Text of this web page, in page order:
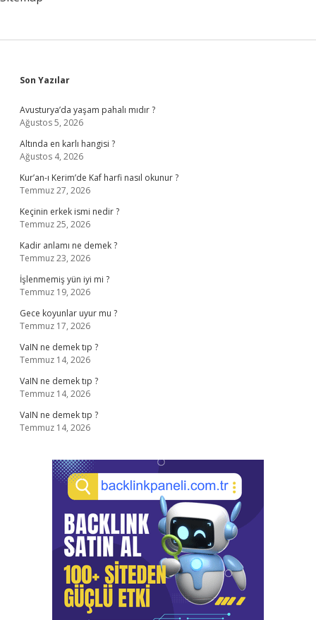
Sidebar
Son Yazılar
Avusturya’da yaşam pahalı mıdır ?
Ağustos 5, 2026
Altında en karlı hangisi ?
Ağustos 4, 2026
Kur’an-ı Kerim’de Kaf harfi nasıl okunur ?
Temmuz 27, 2026
Keçinin erkek ismi nedir ?
Temmuz 25, 2026
Kadir anlamı ne demek ?
Temmuz 23, 2026
İşlenmemiş yün iyi mi ?
Temmuz 19, 2026
Gece koyunlar uyur mu ?
Temmuz 17, 2026
VaIN ne demek tıp ?
Temmuz 14, 2026
VaIN ne demek tıp ?
Temmuz 14, 2026
VaIN ne demek tıp ?
Temmuz 14, 2026